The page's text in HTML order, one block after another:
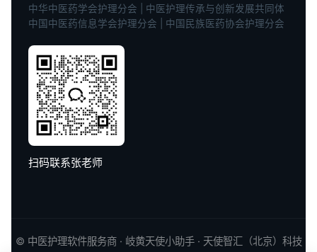
中华中医药学会护理分会 | 中医护理传承与创新发展共同体
中国中医药信息学会护理分会 | 中国民族医药协会护理分会
扫码联系张老师
© 中医护理软件服务商 · 岐黄天使小助手 · 天使智汇（北京）科技